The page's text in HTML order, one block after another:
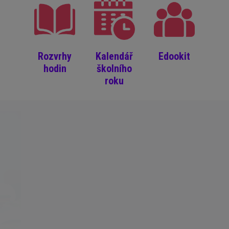
Rozvrhy
hodin
Kalendář
školního
roku
Edookit